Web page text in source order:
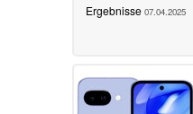
Ergebnisse 07.04.2025